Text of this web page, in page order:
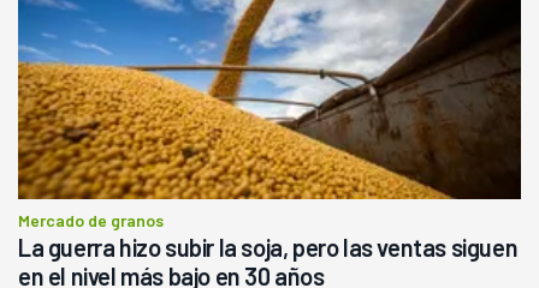
Mercado de granos
La guerra hizo subir la soja, pero las ventas siguen
en el nivel más bajo en 30 años